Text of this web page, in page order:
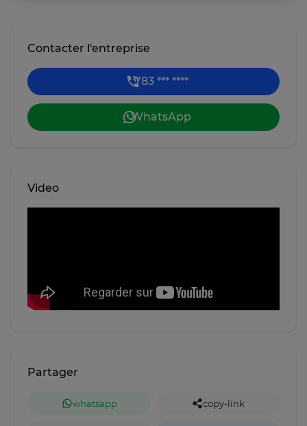
Contacter l'entreprise
783 *** ****
WhatsApp
Video
Partager
whatsapp copy-link